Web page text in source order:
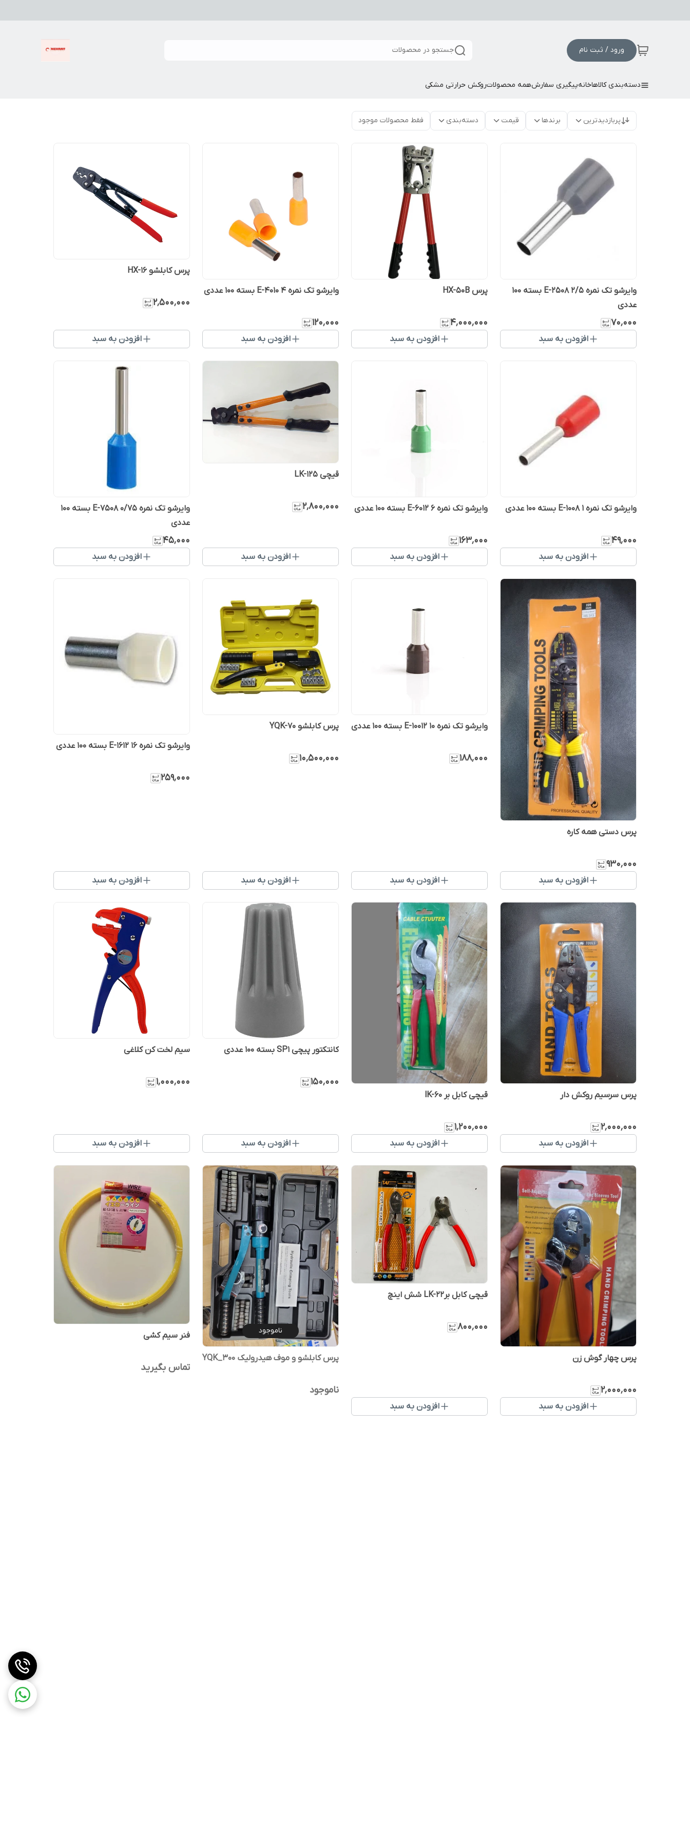
ورود / ثبت نام جستجو در محصولات
دسته‌بندی کالاهاخانهپیگیری سفارشهمه محصولاتروکش حرارتی مشکی
پربازدیدترین برندها قیمت دسته‌بندی فقط محصولات موجود
وایرشو تک نمره 2/5 E-2508 بسته ۱۰۰
عددی
۷۰٬۰۰۰
افزودن به سبد
پرس HX-50B
۴٬۰۰۰٬۰۰۰
افزودن به سبد
وایرشو تک نمره ۴ E-4010 بسته ۱۰۰ عددی
۱۲۰٬۰۰۰
افزودن به سبد
پرس کابلشو HX-16
۲٬۵۰۰٬۰۰۰
افزودن به سبد
وایرشو تک نمره ۱ E-1008 بسته ۱۰۰ عددی
۴۹٬۰۰۰
افزودن به سبد
وایرشو تک نمره ۶ E-6012 بسته ۱۰۰ عددی
۱۶۳٬۰۰۰
افزودن به سبد
قیچی LK-125
۲٬۸۰۰٬۰۰۰
افزودن به سبد
وایرشو تک نمره 0/75 E-7508 بسته ۱۰۰
عددی
۴۵٬۰۰۰
افزودن به سبد
پرس دستی همه کاره
۹۳۰٬۰۰۰
افزودن به سبد
وایرشو تک نمره ۱۰ E-10012 بسته ۱۰۰ عددی
۱۸۸٬۰۰۰
افزودن به سبد
پرس کابلشو YQK-70
۱۰٬۵۰۰٬۰۰۰
افزودن به سبد
وایرشو تک نمره ۱۶ E-1612 بسته ۱۰۰ عددی
۲۵۹٬۰۰۰
افزودن به سبد
پرس سرسیم روکش دار
۲٬۰۰۰٬۰۰۰
افزودن به سبد
قیچی کابل بر lK-60
۱٬۲۰۰٬۰۰۰
افزودن به سبد
کانتکتور پیچی SP1 بسته ۱۰۰ عددی
۱۵۰٬۰۰۰
افزودن به سبد
سیم لخت کن کلاغی
۱٬۰۰۰٬۰۰۰
افزودن به سبد
پرس چهار گوش زن
۲٬۰۰۰٬۰۰۰
افزودن به سبد
قیچی کابل برLK-22 شش اینچ
۸۰۰٬۰۰۰
افزودن به سبد
ناموجود
پرس کابلشو و موف هیدرولیک YQK_300
ناموجود
فنر سیم کشی
تماس بگیرید